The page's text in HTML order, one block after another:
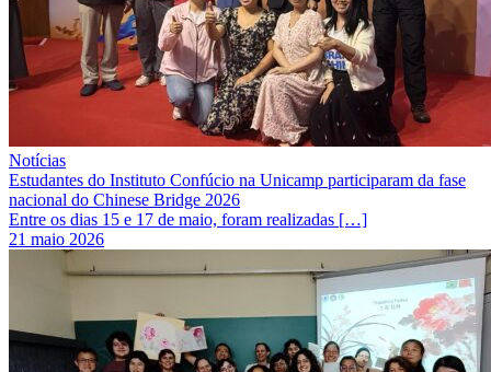
Notícias
Estudantes do Instituto Confúcio na Unicamp participaram da fase
nacional do Chinese Bridge 2026
Entre os dias 15 e 17 de maio, foram realizadas […]
21 maio 2026